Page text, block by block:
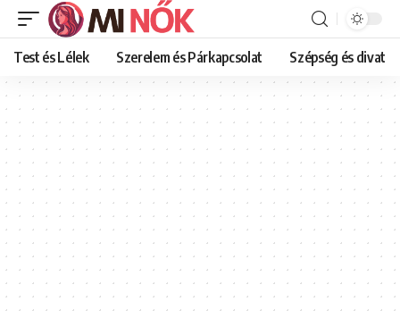
Test és Lélek Szerelem és Párkapcsolat Szépség és divat